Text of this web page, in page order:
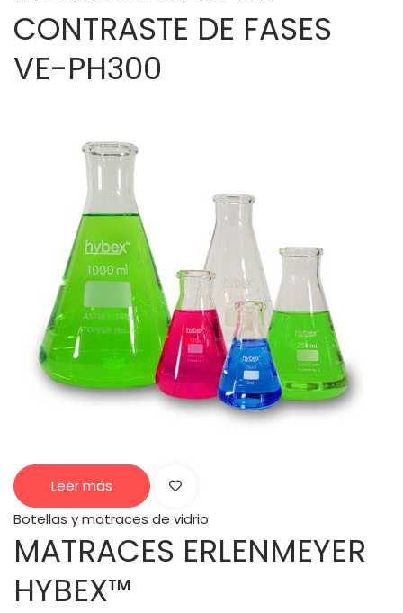
CONTRASTE DE FASES
VE-PH300
Leer más
Botellas y matraces de vidrio
MATRACES ERLENMEYER
HYBEX™